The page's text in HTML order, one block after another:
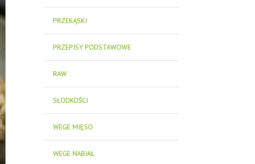
PRZEKĄSKI
PRZEPISY PODSTAWOWE
RAW
SŁODKOŚCI
WEGE MIĘSO
WEGE NABIAŁ